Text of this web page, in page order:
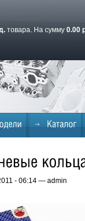
товара. На сумму 0.00
- 06:14 — admin